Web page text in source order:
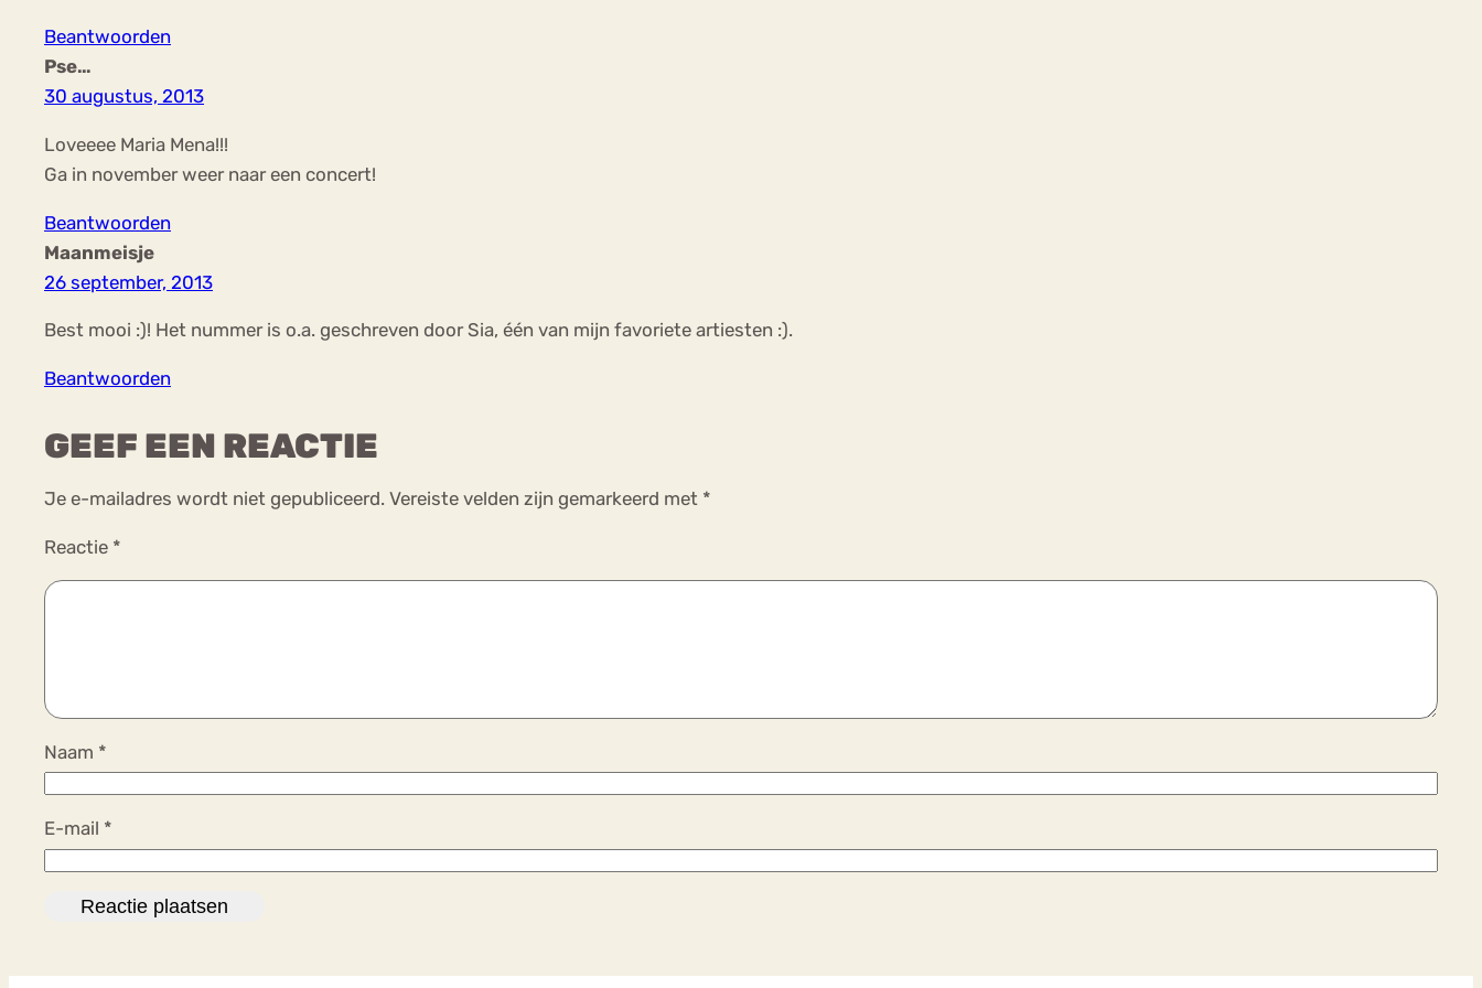
Beantwoorden
Pse…
30 augustus, 2013
Loveeee Maria Mena!!!
Ga in november weer naar een concert!
Beantwoorden
Maanmeisje
26 september, 2013
Best mooi :)! Het nummer is o.a. geschreven door Sia, één van mijn favoriete artiesten :).
Beantwoorden
GEEF EEN REACTIE
Je e-mailadres wordt niet gepubliceerd. Vereiste velden zijn gemarkeerd met *
Reactie *
Naam *
E-mail *